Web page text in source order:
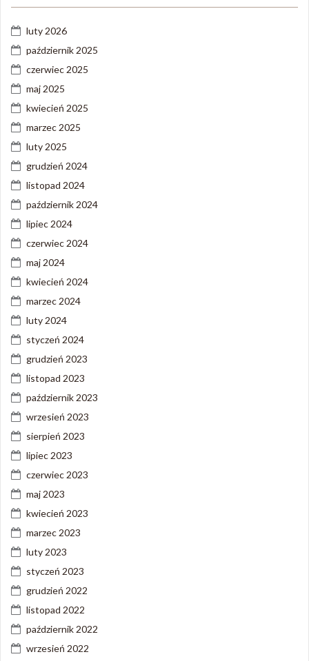
luty 2026
październik 2025
czerwiec 2025
maj 2025
kwiecień 2025
marzec 2025
luty 2025
grudzień 2024
listopad 2024
październik 2024
lipiec 2024
czerwiec 2024
maj 2024
kwiecień 2024
marzec 2024
luty 2024
styczeń 2024
grudzień 2023
listopad 2023
październik 2023
wrzesień 2023
sierpień 2023
lipiec 2023
czerwiec 2023
maj 2023
kwiecień 2023
marzec 2023
luty 2023
styczeń 2023
grudzień 2022
listopad 2022
październik 2022
wrzesień 2022